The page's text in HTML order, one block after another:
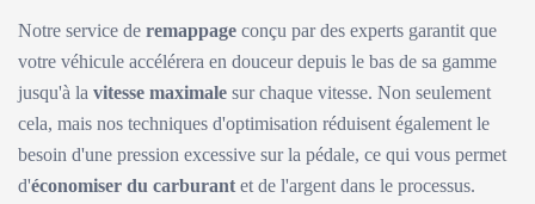
Notre service de remappage conçu par des experts garantit que
votre véhicule accélérera en douceur depuis le bas de sa gamme
jusqu'à la vitesse maximale sur chaque vitesse. Non seulement
cela, mais nos techniques d'optimisation réduisent également le
besoin d'une pression excessive sur la pédale, ce qui vous permet
d'économiser du carburant et de l'argent dans le processus.